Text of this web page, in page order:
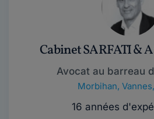
Cabinet SARFATI &
Avocat au barreau
Morbihan,
16 années